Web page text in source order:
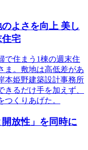
よさを向上 美し
宅
で住まう1棟の週末住
ま。敷地は高低差があ
本姫野建築設計事務所
るだけ手を加えず、
くりあげた。
放性」を同時に